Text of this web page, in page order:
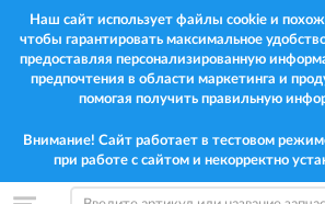
Наш сайт использует файлы cookie и
чтобы гарантировать максимальное
предоставляя персонализированную
предпочтения в области маркетинга и
помогая получить правильную
Внимание! Сайт работает в тестовом
при работе с сайтом и некорректно